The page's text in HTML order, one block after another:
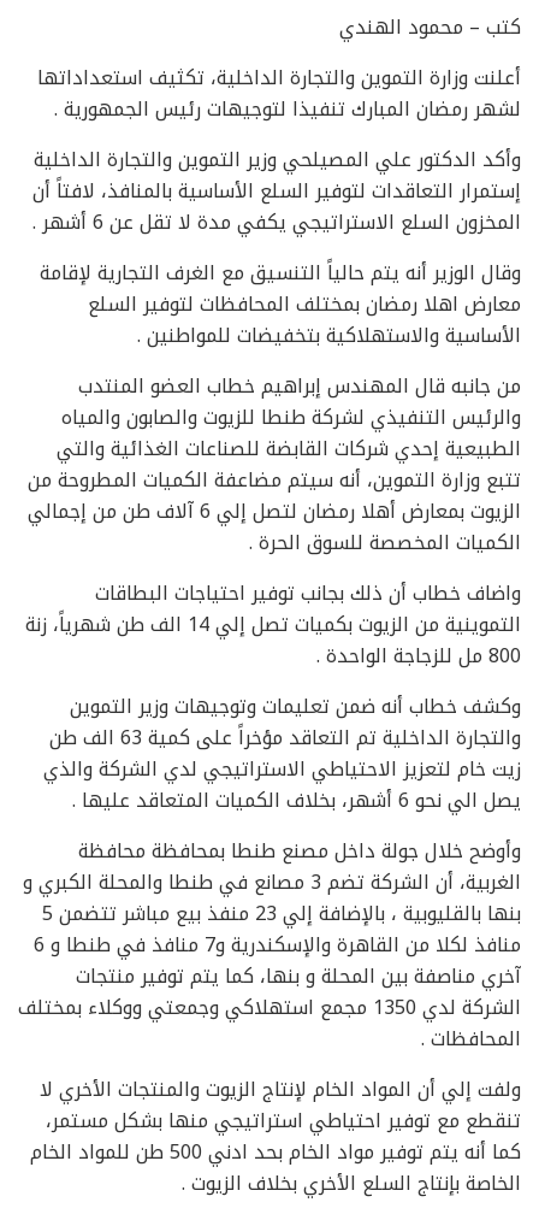
كتب – محمود الهندي
أعلنت وزارة التموين والتجارة الداخلية، تكثيف استعداداتها
لشهر رمضان المبارك تنفيذا لتوجيهات رئيس الجمهورية .
وأكد الدكتور علي المصيلحي وزير التموين والتجارة الداخلية
إستمرار التعاقدات لتوفير السلع الأساسية بالمنافذ، لافتاً أن
المخزون السلع الاستراتيجي يكفي مدة لا تقل عن 6 أشهر .
وقال الوزير أنه يتم حالياً التنسيق مع الغرف التجارية لإقامة
معارض اهلا رمضان بمختلف المحافظات لتوفير السلع
الأساسية والاستهلاكية بتخفيضات للمواطنين .
من جانبه قال المهندس إبراهيم خطاب العضو المنتدب
والرئيس التنفيذي لشركة طنطا للزيوت والصابون والمياه
الطبيعية إحدي شركات القابضة للصناعات الغذائية والتي
تتبع وزارة التموين، أنه سيتم مضاعفة الكميات المطروحة من
الزيوت بمعارض أهلا رمضان لتصل إلي 6 آلاف طن من إجمالي
الكميات المخصصة للسوق الحرة .
واضاف خطاب أن ذلك بجانب توفير احتياجات البطاقات
التموينية من الزيوت بكميات تصل إلي 14 الف طن شهرياً، زنة
800 مل للزجاجة الواحدة .
وكشف خطاب أنه ضمن تعليمات وتوجيهات وزير التموين
والتجارة الداخلية تم التعاقد مؤخراً على كمية 63 الف طن
زيت خام لتعزيز الاحتياطي الاستراتيجي لدي الشركة والذي
يصل الي نحو 6 أشهر، بخلاف الكميات المتعاقد عليها .
وأوضح خلال جولة داخل مصنع طنطا بمحافظة محافظة
الغربية، أن الشركة تضم 3 مصانع في طنطا والمحلة الكبري و
بنها بالقليوبية ، بالإضافة إلي 23 منفذ بيع مباشر تتضمن 5
منافذ لكلا من القاهرة والإسكندرية و7 منافذ في طنطا و 6
آخري مناصفة بين المحلة و بنها، كما يتم توفير منتجات
الشركة لدي 1350 مجمع استهلاكي وجمعتي ووكلاء بمختلف
المحافظات .
ولفت إلي أن المواد الخام لإنتاج الزيوت والمنتجات الأخري لا
تنقطع مع توفير احتياطي استراتيجي منها بشكل مستمر،
كما أنه يتم توفير مواد الخام بحد ادني 500 طن للمواد الخام
الخاصة بإنتاج السلع الأخري بخلاف الزيوت .